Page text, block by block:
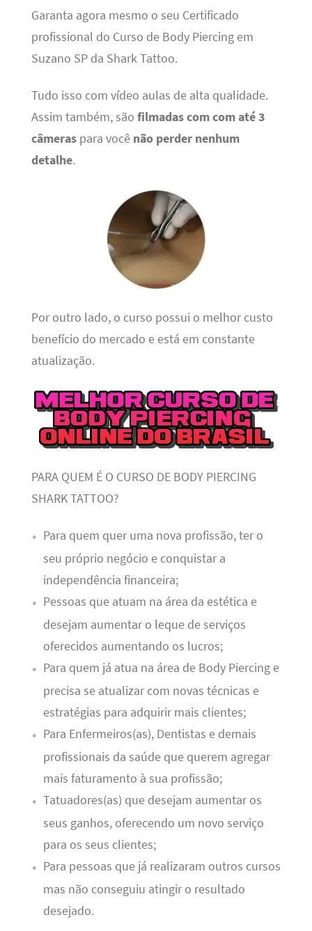
Garanta agora mesmo o seu Certificado
profissional do Curso de Body Piercing em
Suzano SP da Shark Tattoo.
Tudo isso com vídeo aulas de alta qualidade.
Assim também, são filmadas com com até 3
câmeraspara você não perder nenhum
detalhe.
Por outro lado, o curso possui o melhor custo
benefício do mercado e está em constante
atualização.
PARA QUEM É O CURSO DE BODY PIERCING
SHARK TATTOO?
Para quem quer uma nova profissão, ter o
seu próprio negócio e conquistar a
independência financeira;
Pessoas que atuam na área da estética e
desejam aumentar o leque de serviços
oferecidos aumentando os lucros;
Para quem já atua na área de Body Piercing e
precisa se atualizar com novas técnicas e
estratégias para adquirir mais clientes;
Para Enfermeiros(as), Dentistas e demais
profissionais da saúde que querem agregar
mais faturamento à sua profissão;
Tatuadores(as) que desejam aumentar os
seus ganhos, oferecendo um novo serviço
para os seus clientes;
Para pessoas que já realizaram outros cursos
mas não conseguiu atingir o resultado
desejado.